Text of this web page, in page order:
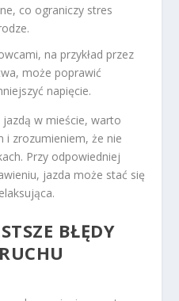
co ograniczy stres
na przykład przez
może poprawić
napięcie.
jazdą w mieście, warto
i zrozumieniem, że nie
Przy odpowiedniej
jazda może stać się
BŁĘDY